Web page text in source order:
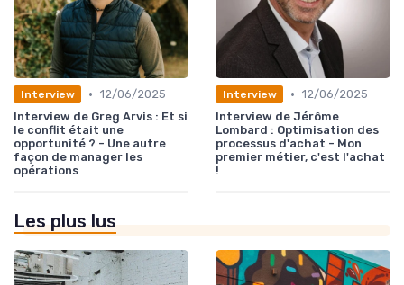
Interview • 12/06/2025
Interview de Greg Arvis : Et si
le conflit était une
opportunité ? - Une autre
façon de manager les
opérations
Interview • 12/06/2025
Interview de Jérôme
Lombard : Optimisation des
processus d'achat - Mon
premier métier, c'est l'achat
!
Les plus lus